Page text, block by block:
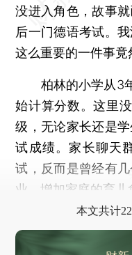
没进入角色，故事
后一门德语考试。
这么重要的一件事竟
柏林的小学从3年
始计算分数。这里
级，无论家长还是
试成绩。家长聊天
试，反而是曾经有
业，增加家庭的育儿
本文共计